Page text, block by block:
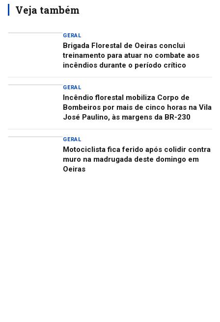
Veja também
GERAL
Brigada Florestal de Oeiras conclui
treinamento para atuar no combate aos
incêndios durante o período crítico
GERAL
Incêndio florestal mobiliza Corpo de
Bombeiros por mais de cinco horas na Vila
José Paulino, às margens da BR-230
GERAL
Motociclista fica ferido após colidir contra
muro na madrugada deste domingo em
Oeiras